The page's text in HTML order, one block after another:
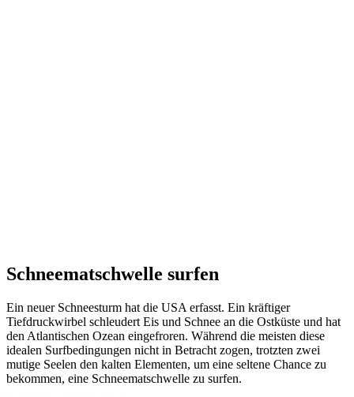
Schneematschwelle surfen
Ein neuer Schneesturm hat die USA erfasst. Ein kräftiger
Tiefdruckwirbel schleudert Eis und Schnee an die Ostküste und hat
den Atlantischen Ozean eingefroren. Während die meisten diese
idealen Surfbedingungen nicht in Betracht zogen, trotzten zwei
mutige Seelen den kalten Elementen, um eine seltene Chance zu
bekommen, eine Schneematschwelle zu surfen.